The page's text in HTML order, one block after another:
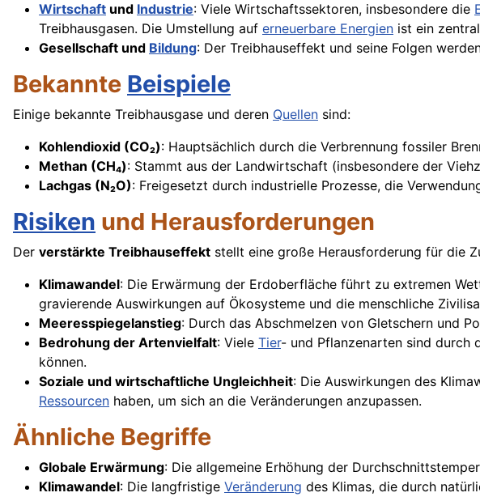
Wirtschaft und Industrie: Viele Wirtschaftssektoren, insbesondere die
Treibhausgasen. Die Umstellung auf erneuerbare Energien ist ein
Gesellschaft und Bildung: Der Treibhauseffekt und seine Folgen
Bekannte Beispiele
Einige bekannte Treibhausgase und deren Quellen sind:
Kohlendioxid (CO₂): Hauptsächlich durch die Verbrennung fossiler
Methan (CH₄): Stammt aus der Landwirtschaft (insbesondere der
Lachgas (N₂O): Freigesetzt durch industrielle Prozesse, die
Risiken und Herausforderungen
Der verstärkte Treibhauseffekt stellt eine große Herausforderung für die
Klimawandel: Die Erwärmung der Erdoberfläche führt zu extremen
gravierende Auswirkungen auf Ökosysteme und die menschliche
Meeresspiegelanstieg: Durch das Abschmelzen von Gletschern und
Bedrohung der Artenvielfalt: Viele Tier- und Pflanzenarten sind durch
können.
Soziale und wirtschaftliche Ungleichheit: Die Auswirkungen des
Ressourcen haben, um sich an die Veränderungen anzupassen.
Ähnliche Begriffe
Globale Erwärmung: Die allgemeine Erhöhung der
Klimawandel: Die langfristige Veränderung des Klimas, die durch